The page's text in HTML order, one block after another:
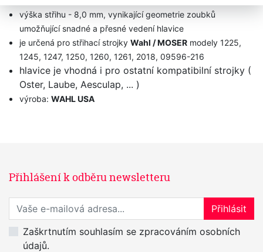
výška střihu - 8,0 mm, vynikající geometrie zoubků
umožňující snadné a přesné vedení hlavice
je určená pro střihací strojky Wahl / MOSER modely 1225,
1245, 1247, 1250, 1260, 1261, 2018, 09596-216
hlavice je vhodná i pro ostatní kompatibilní strojky (
Oster, Laube, Aesculap, ... )
výroba: WAHL USA
Přihlášení k odběru newsletteru
Přihlaste se k odběru novinek
Přihlásit
Zaškrtnutím souhlasím se zpracováním osobních
údajů.